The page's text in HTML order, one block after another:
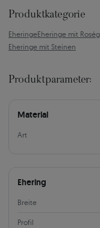
Produktkategorie
EheringeEheringe mit
Eheringe mit Steinen
Produktparameter:
Material
Art
Ehering
Breite
Profil